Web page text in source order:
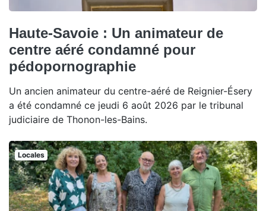
Haute-Savoie : Un animateur de
centre aéré condamné pour
pédopornographie
Un ancien animateur du centre-aéré de Reignier-Ésery
a été condamné ce jeudi 6 août 2026 par le tribunal
judiciaire de Thonon-les-Bains.
Locales